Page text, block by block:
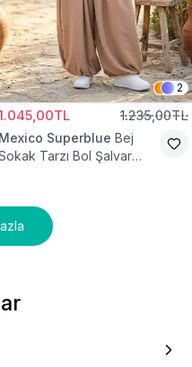
2
1.235,00TL
Mexico Superblue Bej
Tarzı Bol Şalvar